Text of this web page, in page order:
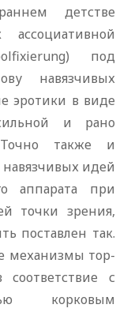
детстве
ассоциативной
под
навязчивых
эротики в виде
и рано
Точно также и
идей
аппарата при
точки зрения,
по­ставлен так.
механизмы тор­
с
корковым